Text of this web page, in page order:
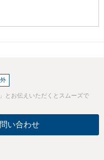
とお伝えいただくとスムーズで
い合わせ